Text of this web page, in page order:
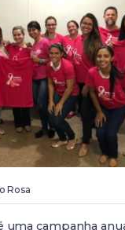
Rosa
uma campanha